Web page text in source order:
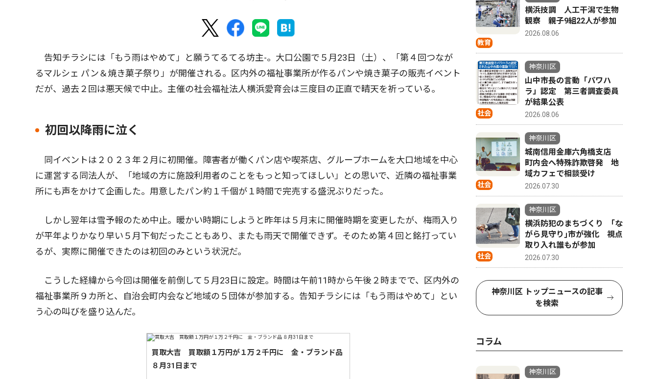
告知チラシには「もう雨はやめて」と願うてるてる坊主-。大口公園で５月23日（土）、「第４回つなが
るマルシェ パン＆焼き菓子祭り」が開催される。区内外の福祉事業所が作るパンや焼き菓子の販売イベント
だが、過去２回は悪天候で中止。主催の社会福祉法人横浜愛育会は三度目の正直で晴天を祈っている。
初回以降雨に泣く
同イベントは２０２３年２月に初開催。障害者が働くパン店や喫茶店、グループホームを大口地域を中心
に運営する同法人が、「地域の方に施設利用者のことをもっと知ってほしい」との思いで、近隣の福祉事業
所にも声をかけて企画した。用意したパン約１千個が１時間で完売する盛況ぶりだった。
しかし翌年は雪予報のため中止。暖かい時期にしようと昨年は５月末に開催時期を変更したが、梅雨入り
が平年よりかなり早い５月下旬だったこともあり、またも雨天で開催できず。そのため第４回と銘打ってい
るが、実際に開催できたのは初回のみという状況だ。
こうした経緯から今回は開催を前倒して５月23日に設定。時間は午前11時から午後２時までで、区内外の
福祉事業所９カ所と、自治会町内会など地域の５団体が参加する。告知チラシには「もう雨はやめて」とい
う心の叫びを盛り込んだ。
買取大吉 買取額１万円が１万２千円に 金・ブランド品
８月31日まで
教育
横浜技調 人工干潟で生物
観察 親子9組22人が参加
2026.08.06
社会
神奈川区
山中市長の言動「パワハ
ラ」認定 第三者調査委員
が結果公表
2026.08.06
社会
神奈川区
城南信用金庫六角橋支店
町内会へ特殊詐欺啓発 地
域カフェで相談受け
2026.07.30
社会
神奈川区
横浜防犯のまちづくり ｢な
がら見守り｣市が強化 視点
取り入れ誰もが参加
2026.07.30
神奈川区 トップニュースの記事
を検索
コラム
神奈川区